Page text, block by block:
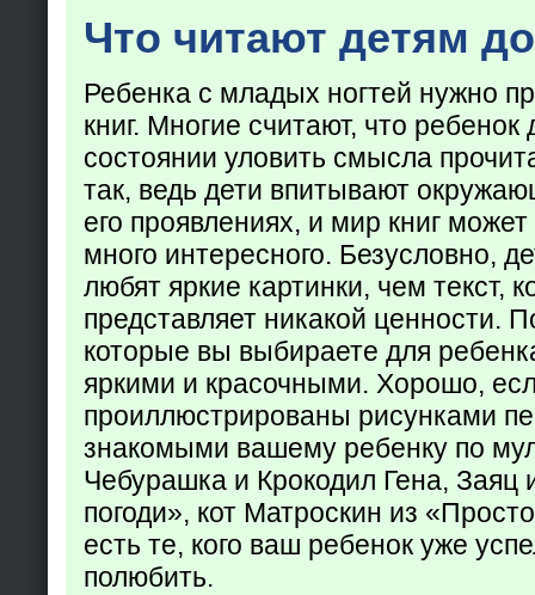
Что читают детям
Ребенка с младых ногтей нужно
книг. Многие считают, что ребенок
состоянии уловить смысла
так, ведь дети впитывают
его проявлениях, и мир книг
много интересного. Безусловно,
любят яркие картинки, чем текст,
представляет никакой ценности.
которые вы выбираете для
яркими и красочными. Хорошо,
проиллюстрированы рисунками
знакомыми вашему ребенку по
Чебурашка и Крокодил Гена, Заяц
погоди», кот Матроскин из
есть те, кого ваш ребенок уже
полюбить.